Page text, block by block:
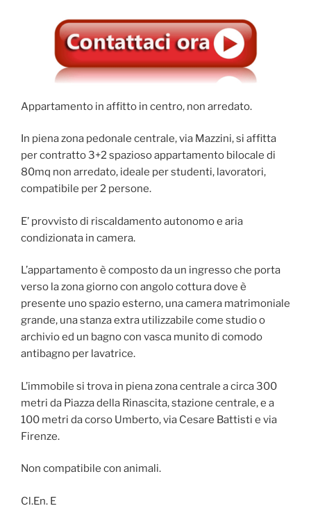
Appartamento in affitto in centro, non arredato.
In piena zona pedonale centrale, via Mazzini, si affitta
per contratto 3+2 spazioso appartamento bilocale di
80mq non arredato, ideale per studenti, lavoratori,
compatibile per 2 persone.
E’ provvisto di riscaldamento autonomo e aria
condizionata in camera.
L’appartamento è composto da un ingresso che porta
verso la zona giorno con angolo cottura dove è
presente uno spazio esterno, una camera matrimoniale
grande, una stanza extra utilizzabile come studio o
archivio ed un bagno con vasca munito di comodo
antibagno per lavatrice.
L’immobile si trova in piena zona centrale a circa 300
metri da Piazza della Rinascita, stazione centrale, e a
100 metri da corso Umberto, via Cesare Battisti e via
Firenze.
Non compatibile con animali.
Cl.En. E